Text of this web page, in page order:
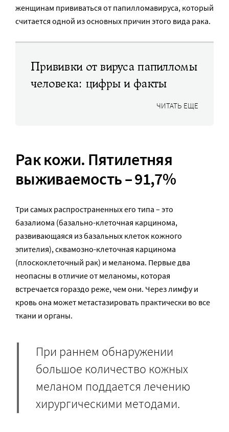
женщинам прививаться от папилломавируса, который
считается одной из основных причин этого вида рака.
Прививки от вируса папилломы
человека: цифры и факты
ЧИТАТЬ ЕЩЕ
Рак кожи. Пятилетняя
выживаемость – 91,7%
Три самых распространенных его типа – это
базалиома (базально-клеточная карцинома,
развивающаяся из базальных клеток кожного
эпителия), сквамозно-клеточная карцинома
(плоскоклеточный рак) и меланома. Первые два
неопасны в отличие от меланомы, которая
встречается гораздо реже, чем они. Через лимфу и
кровь она может метастазировать практически во все
ткани и органы.
При раннем обнаружении
большое количество кожных
меланом поддается лечению
хирургическими методами.